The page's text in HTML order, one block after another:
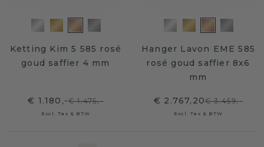
Ketting Kim 5 585 rosé
goud saffier 4 mm
€ 1.180,-€ 1.475,-
Excl. Tax & BTW
Hanger Lavon EME 585
rosé goud saffier 8x6
mm
€ 2.767,20€ 3.459,-
Excl. Tax & BTW